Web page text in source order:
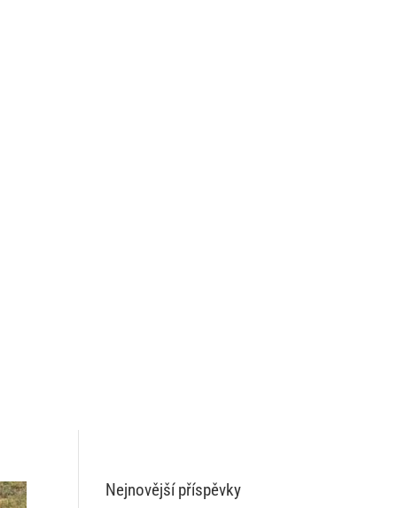
Nejnovější příspěvky